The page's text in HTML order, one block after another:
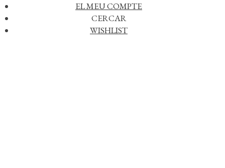
EL MEU COMPTE
CERCAR
WISHLIST